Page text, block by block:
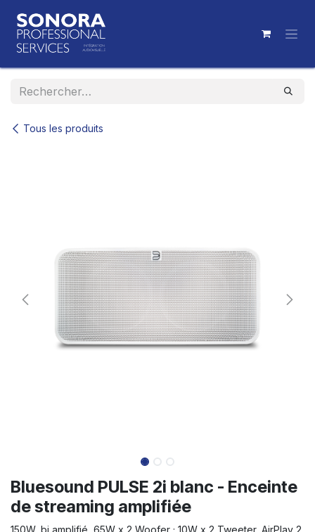
Tous les produits
Bluesound PULSE 2i blanc - Enceinte
de streaming amplifiée
150W, bi amplifié, 65W x 2 Woofer ; 10W x 2 Tweeter, AirPlay 2,